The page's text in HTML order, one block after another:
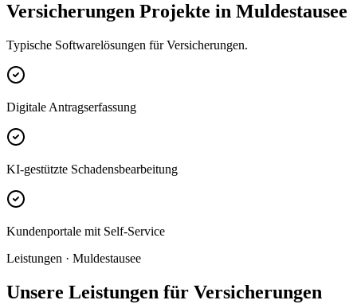
Versicherungen Projekte in Muldestausee
Typische Softwarelösungen für Versicherungen.
Digitale Antragserfassung
KI-gestützte Schadensbearbeitung
Kundenportale mit Self-Service
Leistungen · Muldestausee
Unsere Leistungen für Versicherungen